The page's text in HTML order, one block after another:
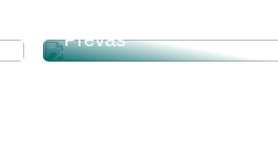
Prevas